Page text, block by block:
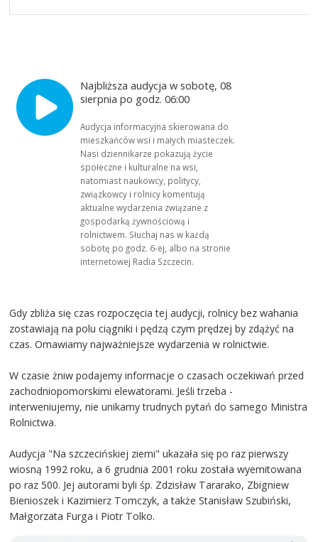
Najbliższa audycja w sobotę, 08
sierpnia po godz. 06:00
Audycja informacyjna skierowana do
mieszkańców wsi i małych miasteczek.
Nasi dziennikarze pokazują życie
społeczne i kulturalne na wsi,
natomiast naukowcy, politycy,
związkowcy i rolnicy komentują
aktualne wydarzenia związane z
gospodarką żywnościową i
rolnictwem. Słuchaj nas w każdą
sobotę po godz. 6-ej, albo na stronie
internetowej Radia Szczecin.
Gdy zbliża się czas rozpoczęcia tej audycji, rolnicy bez wahania
zostawiają na polu ciągniki i pędzą czym prędzej by zdążyć na
czas. Omawiamy najważniejsze wydarzenia w rolnictwie.
W czasie żniw podajemy informacje o czasach oczekiwań przed
zachodniopomorskimi elewatorami. Jeśli trzeba -
interweniujemy, nie unikamy trudnych pytań do samego Ministra
Rolnictwa.
Audycja "Na szczecińskiej ziemi" ukazała się po raz pierwszy
wiosną 1992 roku, a 6 grudnia 2001 roku została wyemitowana
po raz 500. Jej autorami byli śp. Zdzisław Tararako, Zbigniew
Bienioszek i Kazimierz Tomczyk, a także Stanisław Szubiński,
Małgorzata Furga i Piotr Tolko.